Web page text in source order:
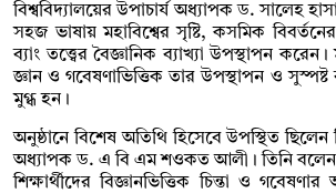
বিশ্ববিদ্যালয়ের উপাচার্য অধ্যাপক ড. সালেহ
সহজ ভাষায় মহাবিশ্বের সৃষ্টি, কসমিক
ব্যাং তত্ত্বের বৈজ্ঞানিক ব্যাখ্যা উপস্থাপন
জ্ঞান ও গবেষণাভিত্তিক তার উপস্থাপন ও সুস্পষ্ট
মুগ্ধ হন।
অনুষ্ঠানে বিশেষ অতিথি হিসেবে উপস্থিত ছিলেন
অধ্যাপক ড. এ বি এম শওকত আলী। তিনি বলেন,
শিক্ষার্থীদের বিজ্ঞানভিত্তিক চিন্তা ও